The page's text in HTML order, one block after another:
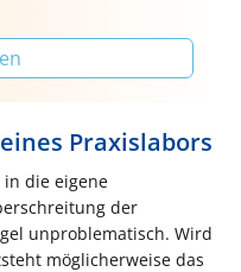
Praxislabors
in die eigene
der
unproblematisch. Wird
möglicherweise das